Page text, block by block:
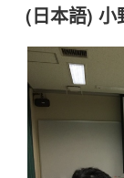
布
于
(日本語) 小